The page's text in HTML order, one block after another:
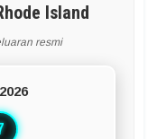
Island
resmi